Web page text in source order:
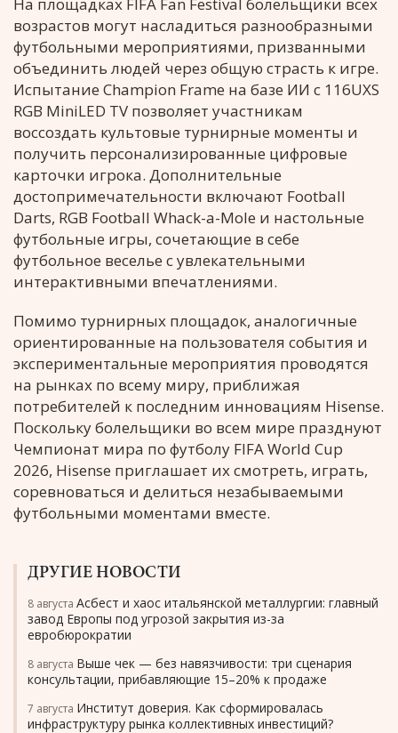
возрастов могут насладиться разнообразными
футбольными мероприятиями, призванными
объединить людей через общую страсть к игре.
Испытание Champion Frame на базе ИИ с 116UXS
RGB MiniLED TV позволяет участникам
воссоздать культовые турнирные моменты и
получить персонализированные цифровые
карточки игрока. Дополнительные
достопримечательности включают Football
Darts, RGB Football Whack-a-Mole и настольные
футбольные игры, сочетающие в себе
футбольное веселье с увлекательными
интерактивными впечатлениями.
Помимо турнирных площадок, аналогичные
ориентированные на пользователя события и
экспериментальные мероприятия проводятся
на рынках по всему миру, приближая
потребителей к последним инновациям Hisense.
Поскольку болельщики во всем мире празднуют
Чемпионат мира по футболу FIFA World Cup
2026, Hisense приглашает их смотреть, играть,
соревноваться и делиться незабываемыми
футбольными моментами вместе.
ДРУГИЕ НОВОСТИ
8 августа Асбест и хаос итальянской металлургии: главный
завод Европы под угрозой закрытия из-за
евробюрократии
8 августа Выше чек — без навязчивости: три сценария
консультации, прибавляющие 15–20% к продаже
7 августа Институт доверия. Как сформировалась
инфраструктуру рынка коллективных инвестиций?